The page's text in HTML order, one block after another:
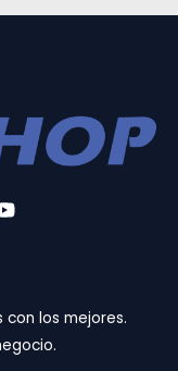
Y
o
b
e
los mejores.